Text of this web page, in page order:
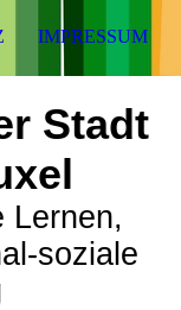
Stadt
Lernen,
soziale
IMPRESSUM